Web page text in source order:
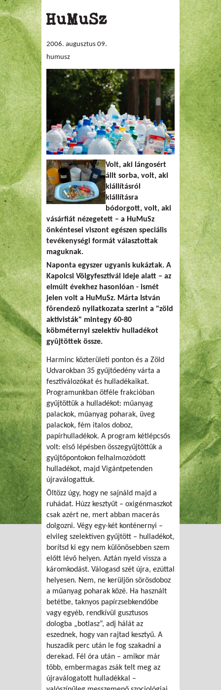
HuMuSz
2006. augusztus 09.
humusz
Volt, aki lángosért
állt sorba, volt, aki
kiállításról
kiállításra
bódorgott, volt, aki
vásárfiát nézegetett – a HuMuSz
önkéntesei viszont egészen speciális
tevékenységi formát választottak
maguknak.
Naponta egyszer ugyanis kukáztak. A
Kapolcsi Völgyfesztivál ideje alatt – az
elmúlt évekhez hasonlóan - ismét
jelen volt a HuMuSz. Márta István
fõrendezõ nyilatkozata szerint a "zöld
aktivisták" mintegy 60-80
köbméternyi szelektív hulladékot
gyûjtöttek össze.
Harminc közterületi ponton és a Zöld
Udvarokban 35 gyűjtőedény várta a
fesztiválozókat és hulladékaikat.
Programunkban ötféle frakcióban
gyűjtöttük a hulladékot: műanyag
palackok, műanyag poharak, üveg
palackok, fém italos doboz,
papírhulladékok. A program kétlépcsős
volt: első lépésben összegyűjtöttük a
gyűjtőpontokon felhalmozódott
hulladékot, majd Vigántpetenden
újraválogattuk.
Öltözz úgy, hogy ne sajnáld majd a
ruhádat. Húzz kesztyűt – oxigénmaszkot
csak azért ne, mert abban macerás
dolgozni. Végy egy-két konténernyi –
elvileg szelektíven gyűjtött – hulladékot,
borítsd ki egy nem különösebben szem
előtt lévő helyen. Aztán nyeld vissza a
káromkodást. Válogasd szét újra, ezúttal
helyesen. Nem, ne kerüljön sörösdoboz
a műanyag poharak közé. Ha használt
betétbe, taknyos papírzsebkendőbe
vagy egyéb, rendkívül gusztusos
dologba „botlasz”, adj hálát az
eszednek, hogy van rajtad kesztyű. A
huszadik perc után le fog szakadni a
derekad. Fél óra után – amikor már
több, embermagas zsák telt meg az
újraválogatott hulladékkal –